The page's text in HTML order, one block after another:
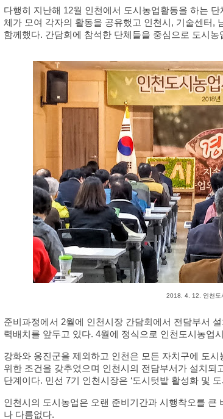
다행히 지난해 12월 인천에서 도시농업활동을 하는
체가 모여 각자의 활동을 공유했고 인천시, 기술센터,
함께했다. 간담회에 참석한 단체들을 중심으로 도시
2018. 4. 12. 인천도
준비과정에서 2월에 인천시장 간담회에서 전담부서
력배치를 앞두고 있다. 4월에 정식으로 인천도시농업
강화와 옹진군을 제외하고 인천은 모든 자치구에 도
위한 조건을 갖추었으며 인천시의 전담부서가 설치
단계이다. 민선 7기 인천시장은 ‘도시텃밭 활성화 및
인천시의 도시농업은 오랜 준비기간과 시행착오를 큰
나 다름없다.